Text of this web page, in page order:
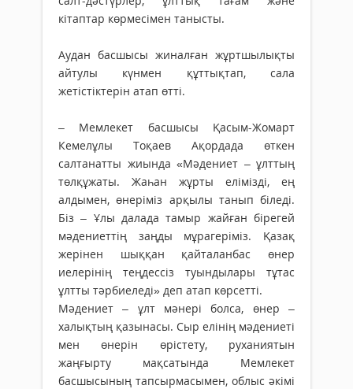
кітаптар көрмесімен танысты.
Аудан басшысы жиналған жұртшылықты
айтулы күнмен құттықтап, сала
жетістіктерін атап өтті.
– Мемлекет басшысы Қасым-Жомарт
Кемелұлы Тоқаев Ақордада өткен
салтанатты жиында «Мәдениет – ұлттың
төлқұжаты. Жаһан жұрты елімізді, ең
алдымен, өнеріміз арқылы танып біледі.
Біз – Ұлы далада тамыр жайған бірегей
мәдениеттің заңды мұрагеріміз. Қазақ
жерінен шыққан қайталанбас өнер
иелерінің теңдессіз туындылары тұтас
ұлтты тәрбиеледі» деп атап көрсетті.
Мәдениет – ұлт мәнері болса, өнер –
халықтың қазынасы. Сыр елінің мәдениеті
мен өнерін өрістету, руханиятын
жаңғырту мақсатында Мемлекет
басшысының тапсырмасымен, облыс әкімі